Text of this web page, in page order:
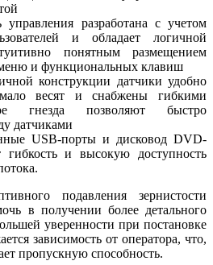
управления разработана с учетом
и обладает логичной
понятным размещением
и функциональных клавиш
конструкции датчики удобно
весят и снабжены гибкими
гнезда позволяют быстро
датчиками
USB-порты и дисковод DVD-
гибкость и высокую доступность
подавления зернистости
в получении более детального
уверенности при постановке
зависимость от оператора, что,
пропускную способность.